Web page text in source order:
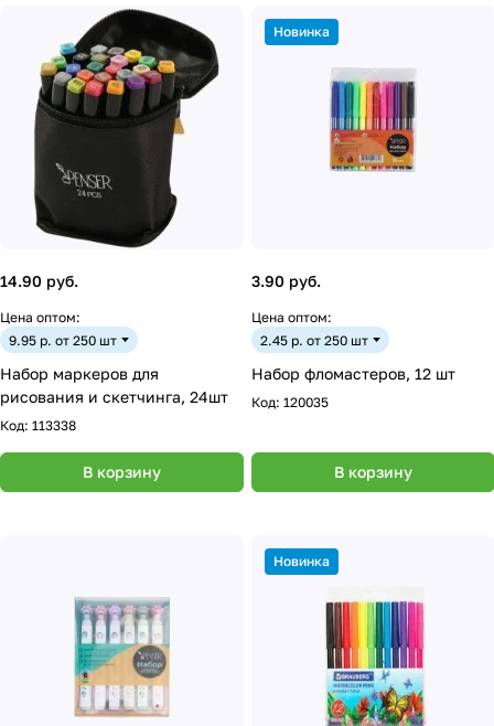
14.90 руб.
Цена оптом:
9.95 р. от 250 шт
Набор маркеров для
рисования и скетчинга, 24шт
Код: 113338
В корзину
Новинка
3.90 руб.
Цена оптом:
2.45 р. от 250 шт
Набор фломастеров, 12 шт
Код: 120035
В корзину
Новинка